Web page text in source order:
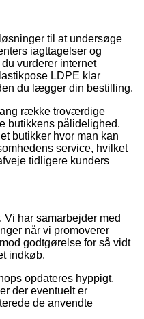
til at undersøge
iagttagelser og
vurderer internet
LDPE klar
du lægger din bestilling.
række troværdige
butikkens pålidelighed.
butikker hvor man kan
service, hvilket
tidligere kunders
Vi har samarbejder med
når vi promoverer
godtgørelse for så vidt
indkøb.
opdateres hyppigt,
der eventuelt er
de anvendte